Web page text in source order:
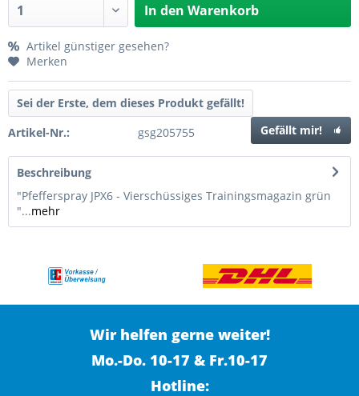
In den Warenkorb
Artikel günstiger gesehen?
Merken
Sei der Erste, dem dieses Produkt gefällt!
Gefällt mir!
Artikel-Nr.: gsg205755
Beschreibung
"Pfefferspray JPX6 - Vierschüssiges Trainingsmagazin grün
"...mehr
Wir helfen gerne weiter!
Mo.-Do. 10-17 & Fr.10-17
Hotline: